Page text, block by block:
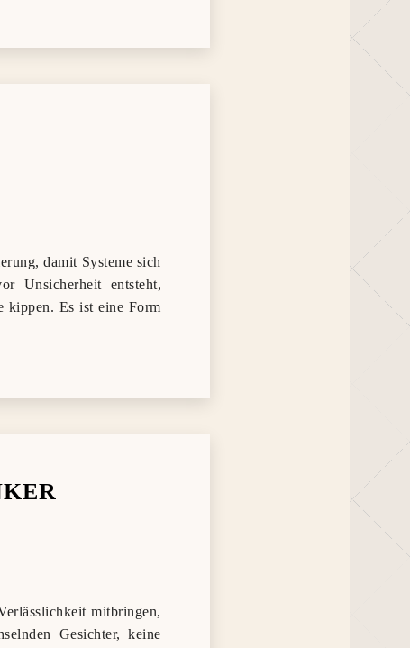
damit Systeme sich
Unsicherheit entsteht,
kippen. Es ist eine Form
mitbringen,
Gesichter, keine